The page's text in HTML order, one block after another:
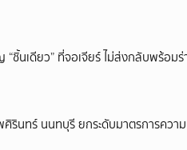
ชิ้นเดียว” ที่จอเจียร์ ไม่ส่งกลับพร้อมร่
พศิรินทร์ นนทบุรี ยกระดับมาตรการคว